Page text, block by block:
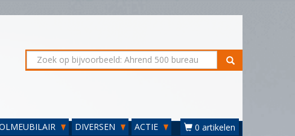
DIVERSEN ACTIE 0 artikelen